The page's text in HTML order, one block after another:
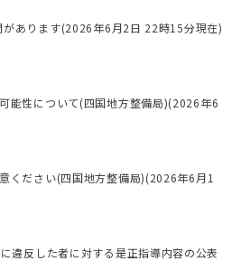
あります(2026年6月2日 22時15分現在)
能性について(四国地方整備局)(2026年6
ください(四国地方整備局)(2026年6月1
違反した者に対する是正指導内容の公表